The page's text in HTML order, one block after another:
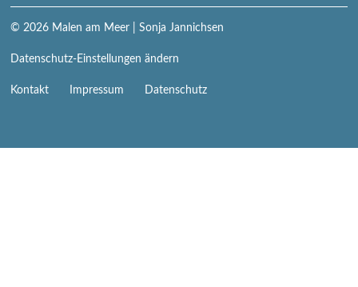
© 2026 Malen am Meer | Sonja Jannichsen
Datenschutz-Einstellungen ändern
Navigation
Kontakt Impressum Datenschutz